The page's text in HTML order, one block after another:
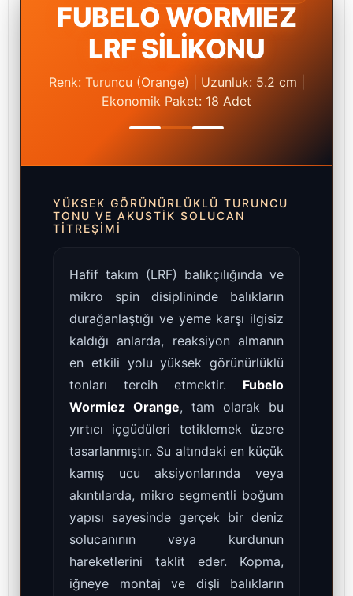
FUBELO WORMIEZ
LRF SİLİKONU
Renk: Turuncu (Orange) | Uzunluk: 5.2 cm |
Ekonomik Paket: 18 Adet
YÜKSEK GÖRÜNÜRLÜKLÜ TURUNCU
TONU VE AKUSTIK SOLUCAN
TITREŞIMI
Hafif takım (LRF) balıkçılığında ve
mikro spin disiplininde balıkların
durağanlaştığı ve yeme karşı ilgisiz
kaldığı anlarda, reaksiyon almanın
en etkili yolu yüksek görünürlüklü
tonları tercih etmektir. Fubelo
Wormiez Orange, tam olarak bu
yırtıcı içgüdüleri tetiklemek üzere
tasarlanmıştır. Su altındaki en küçük
kamış ucu aksiyonlarında veya
akıntılarda, mikro segmentli boğum
yapısı sayesinde gerçek bir deniz
solucanının veya kurdunun
hareketlerini taklit eder. Kopma,
iğneye montaj ve dişli balıkların